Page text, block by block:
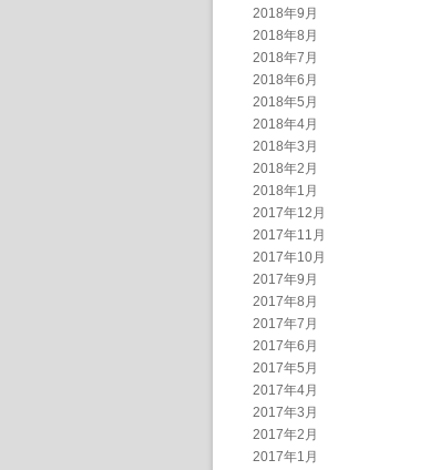
2018年9月
2018年8月
2018年7月
2018年6月
2018年5月
2018年4月
2018年3月
2018年2月
2018年1月
2017年12月
2017年11月
2017年10月
2017年9月
2017年8月
2017年7月
2017年6月
2017年5月
2017年4月
2017年3月
2017年2月
2017年1月